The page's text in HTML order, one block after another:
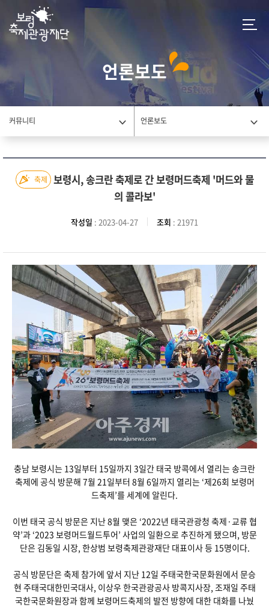
언론보도
커뮤니티 언론보도
축제 보령시, 송크란 축제로 간 보령머드축제 '머드와 물
의 콜라보'
작성일 : 2023-04-27 조회 : 21971
충남 보령시는 13일부터 15일까지 3일간 태국 방콕에서 열리는 송크란
축제에 공식 방문해 7월 21일부터 8월 6일까지 열리는 ‘제26회 보령머
드축제’를 세계에 알린다.
이번 태국 공식 방문은 지난 8월 맺은 ‘2022년 태국관광청 축제·교류 협
약’과 ‘2023 보령머드월드투어’ 사업의 일환으로 추진하게 됐으며, 방문
단은 김동일 시장, 한상범 보령축제관광재단 대표이사 등 15명이다.
공식 방문단은 축제 참가에 앞서 지난 12일 주태국한국문화원에서 문승
현 주태국대한민국대사, 이상우 한국관광공사 방콕지사장, 조재일 주태
국한국문화원장과 함께 보령머드축제의 발전 방향에 대한 대화를 나눴